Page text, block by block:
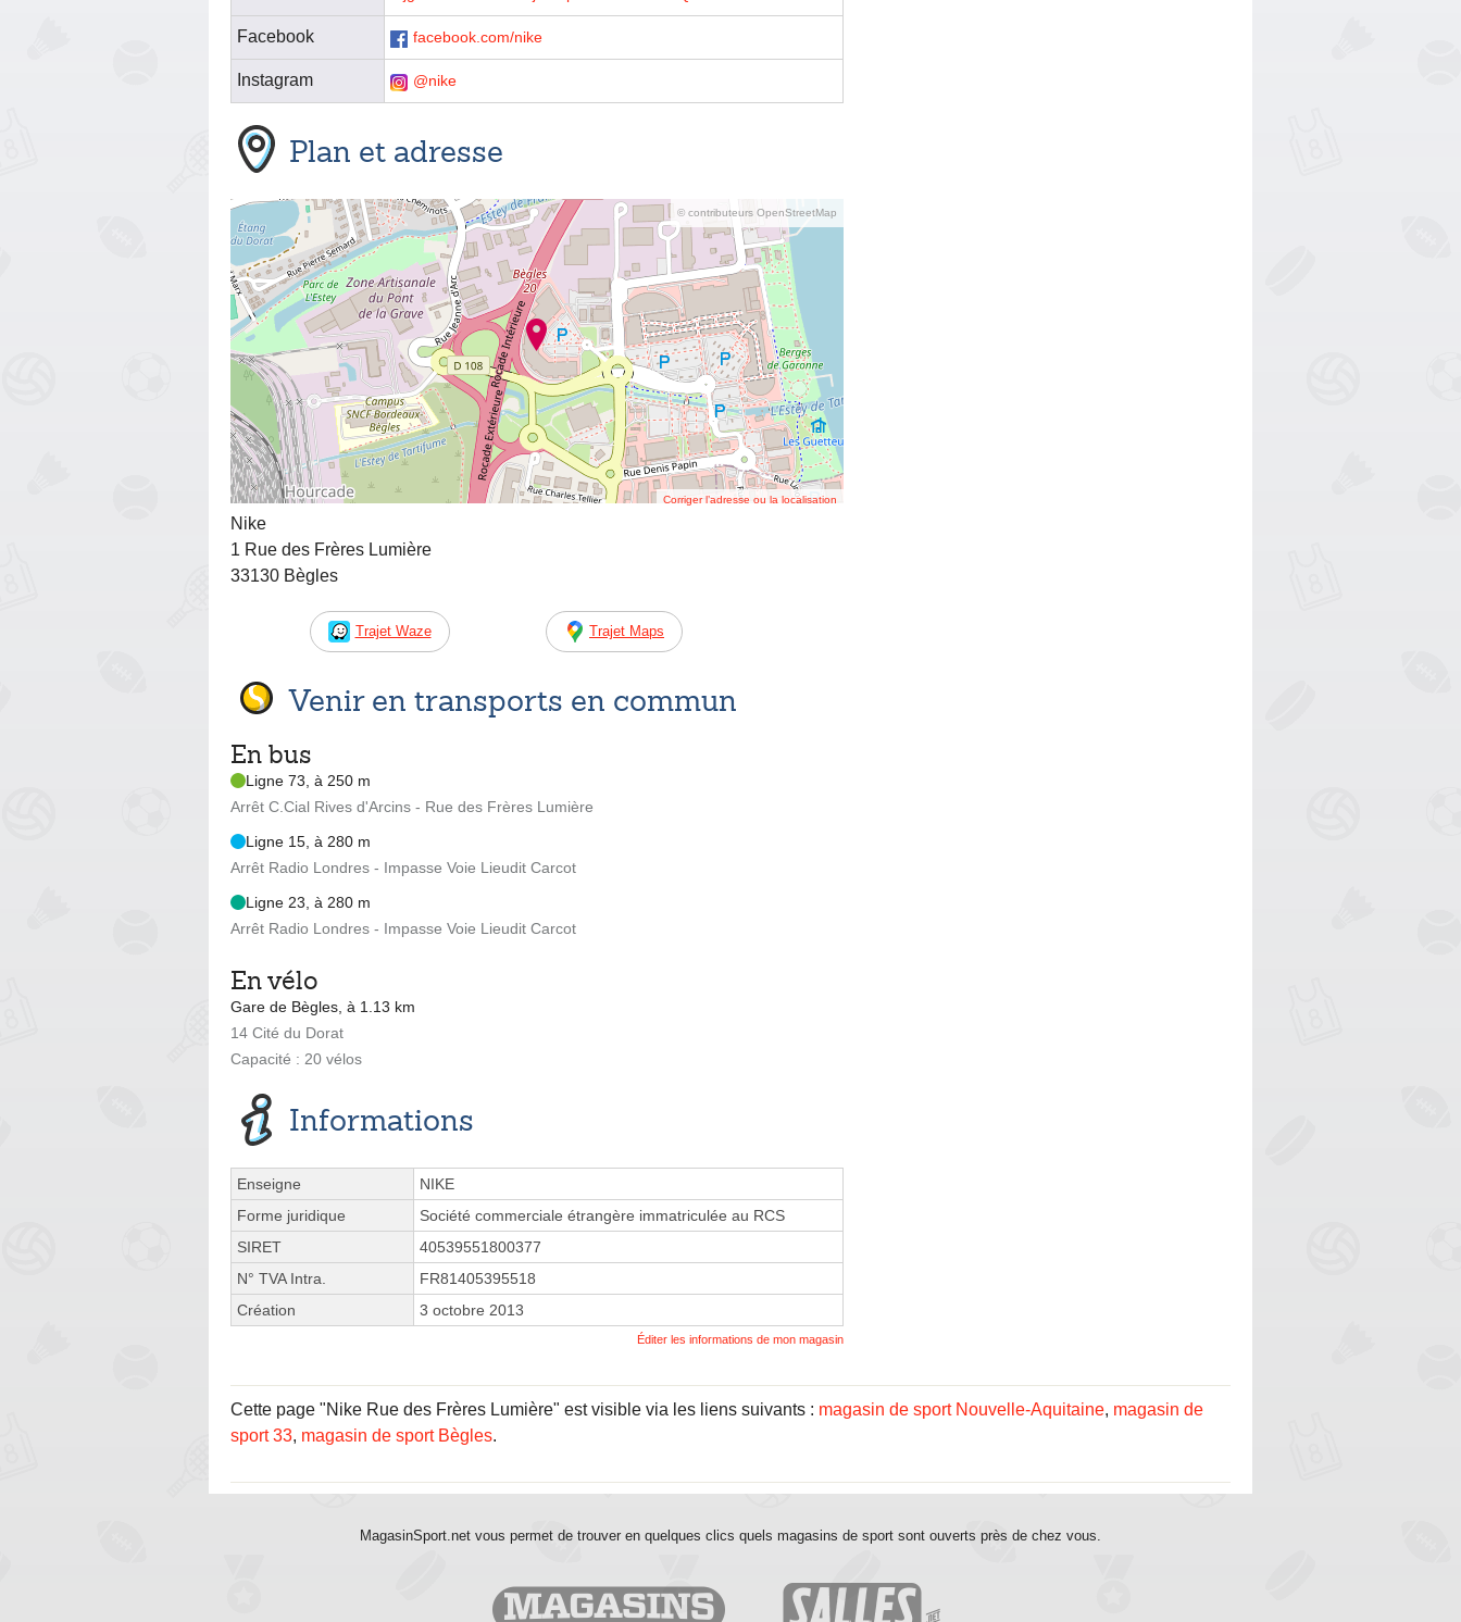
Facebook facebook.com/nike
Instagram @nike
Plan et adresse
© contributeurs OpenStreetMap
Corriger l’adresse ou la localisation
Nike
1 Rue des Frères Lumière
33130 Bègles
Trajet Waze Trajet Maps
Venir en transports en commun
En bus
Ligne 73, à 250 m
Arrêt C.Cial Rives d'Arcins - Rue des Frères Lumière
Ligne 15, à 280 m
Arrêt Radio Londres - Impasse Voie Lieudit Carcot
Ligne 23, à 280 m
Arrêt Radio Londres - Impasse Voie Lieudit Carcot
En vélo
Gare de Bègles, à 1.13 km
14 Cité du Dorat
Capacité : 20 vélos
Informations
Enseigne
NIKE
Forme juridique
Société commerciale étrangère immatriculée au RCS
SIRET
40539551800377
N° TVA Intra.
FR81405395518
Création
3 octobre 2013
Éditer les informations de mon magasin
Cette page "Nike Rue des Frères Lumière" est visible via les liens suivants : magasin de sport Nouvelle-Aquitaine, magasin de
sport 33, magasin de sport Bègles.
MagasinSport.net vous permet de trouver en quelques clics quels magasins de sport sont ouverts près de chez vous.